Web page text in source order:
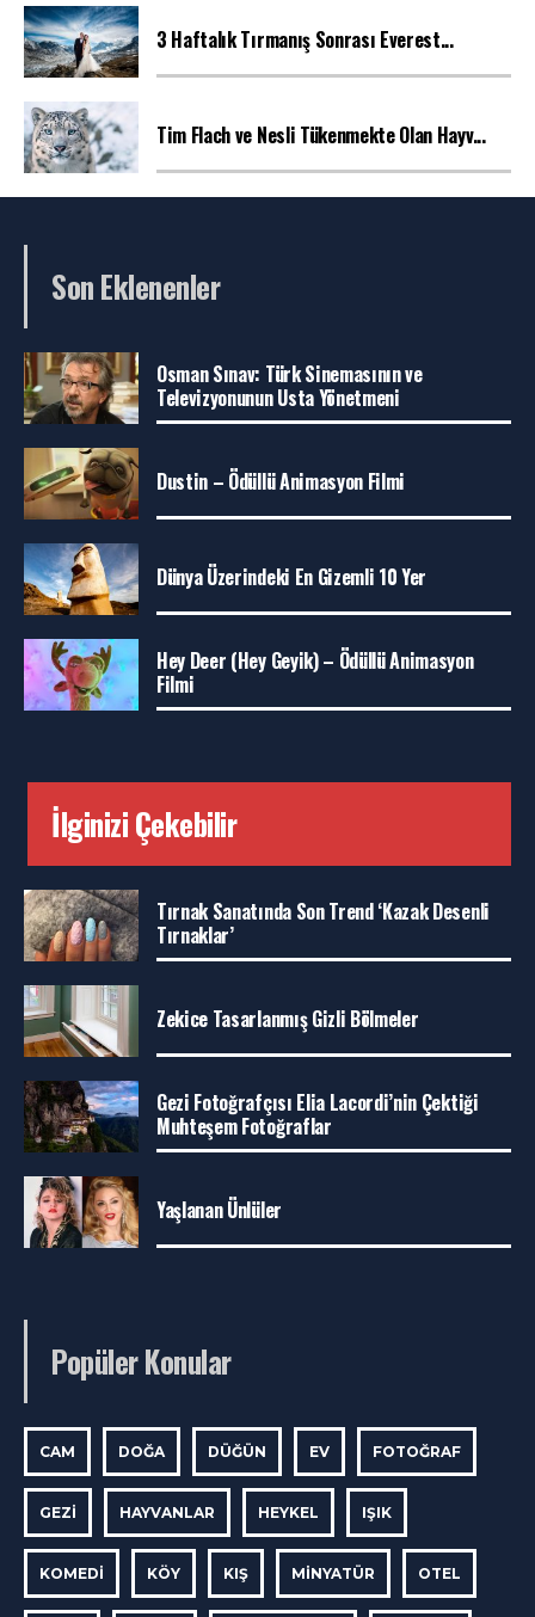
3 Haftalık Tırmanış Sonrası Everest...
Tim Flach ve Nesli Tükenmekte Olan Hayv...
Son Eklenenler
Osman Sınav: Türk Sinemasının ve
Televizyonunun Usta Yönetmeni
Dustin – Ödüllü Animasyon Filmi
Dünya Üzerindeki En Gizemli 10 Yer
Hey Deer (Hey Geyik) – Ödüllü Animasyon
Filmi
İlginizi Çekebilir
Tırnak Sanatında Son Trend ‘Kazak Desenli
Tırnaklar’
Zekice Tasarlanmış Gizli Bölmeler
Gezi Fotoğrafçısı Elia Lacordi’nin Çektiği
Muhteşem Fotoğraflar
Yaşlanan Ünlüler
Popüler Konular
CAM DOĞA DÜĞÜN EV FOTOĞRAF
GEZI HAYVANLAR HEYKEL IŞIK
KOMEDI KÖY KIŞ MINYATÜR OTEL